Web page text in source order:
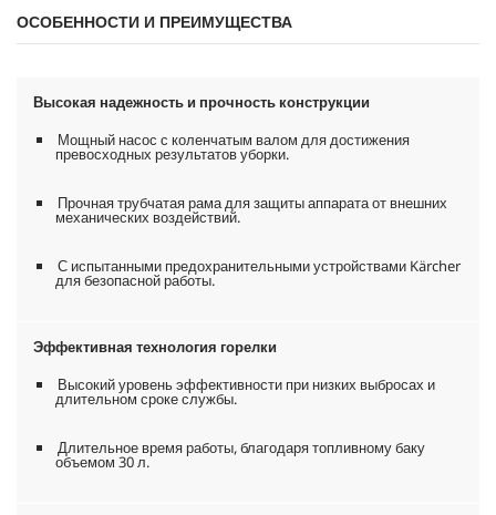
ОСОБЕННОСТИ И ПРЕИМУЩЕСТВА
Высокая надежность и прочность конструкции
Мощный насос с коленчатым валом для достижения
превосходных результатов уборки.
Прочная трубчатая рама для защиты аппарата от внешних
механических воздействий.
С испытанными предохранительными устройствами Kärcher
для безопасной работы.
Эффективная технология горелки
Высокий уровень эффективности при низких выбросах и
длительном сроке службы.
Длительное время работы, благодаря топливному баку
объемом 30 л.